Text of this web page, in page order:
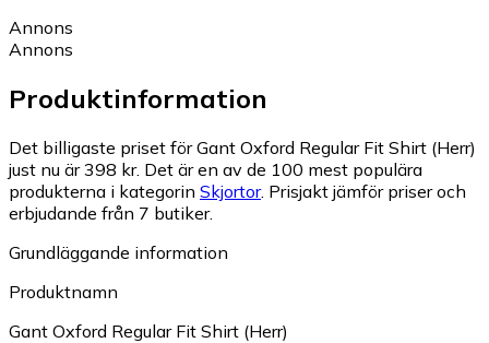
Annons
Annons
Produktinformation
Det billigaste priset för Gant Oxford Regular Fit Shirt (Herr)
just nu är 398 kr. Det är en av de 100 mest populära
produkterna i kategorin Skjortor. Prisjakt jämför priser och
erbjudande från 7 butiker.
Grundläggande information
Produktnamn
Gant Oxford Regular Fit Shirt (Herr)